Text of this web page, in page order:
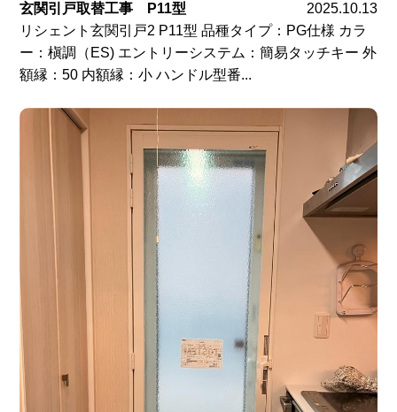
玄関引戸取替工事 P11型
2025.10.13
リシェント玄関引戸2 P11型 品種タイプ：PG仕様 カラ
ー：槇調（ES) エントリーシステム：簡易タッチキー 外
額縁：50 内額縁：小 ハンドル型番...